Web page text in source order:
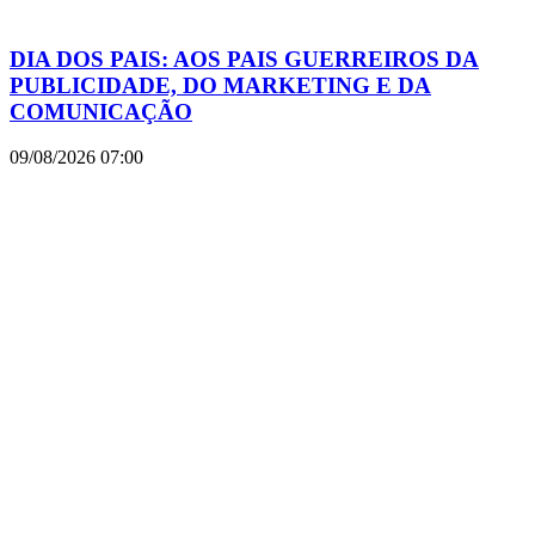
DIA DOS PAIS: AOS PAIS GUERREIROS DA
PUBLICIDADE, DO MARKETING E DA
COMUNICAÇÃO
09/08/2026 07:00